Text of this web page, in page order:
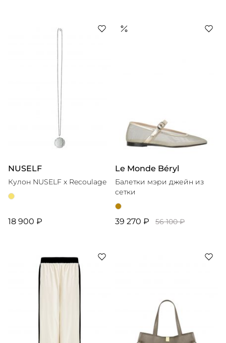
NUSELF
Кулон NUSELF x Recoulage
18 900 ₽
Le Monde Béryl
Балетки мэри джейн из
сетки
39 270 ₽ 56 100 ₽